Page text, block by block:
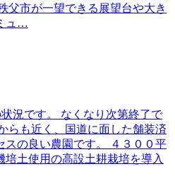
父市が一望できる展望台や大き
ュ…
況です。 なくなり次第終了で
も近く、国道に面した舗装済
スの良い農園です。 ４３００平
培土使用の高設土耕栽培を導入